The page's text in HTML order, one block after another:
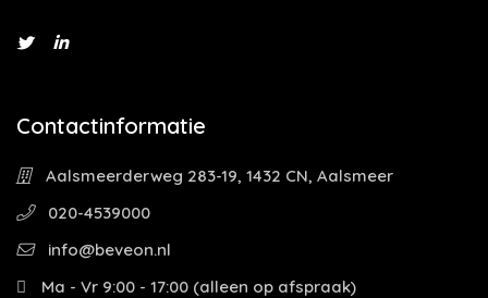
Contactinformatie
Aalsmeerderweg 283-19, 1432 CN, Aalsmeer
020-4539000
info@beveon.nl
Ma - Vr 9:00 - 17:00 (alleen op afspraak)